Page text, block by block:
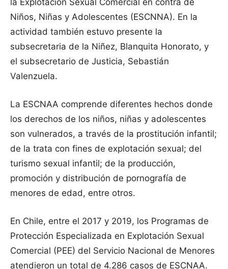
la Explotación Sexual Comercial en contra de
Niños, Niñas y Adolescentes (ESCNNA). En la
actividad también estuvo presente la
subsecretaria de la Niñez, Blanquita Honorato, y
el subsecretario de Justicia, Sebastián
Valenzuela.
La ESCNAA comprende diferentes hechos donde
los derechos de los niños, niñas y adolescentes
son vulnerados, a través de la prostitución infantil;
de la trata con fines de explotación sexual; del
turismo sexual infantil; de la producción,
promoción y distribución de pornografía de
menores de edad, entre otros.
En Chile, entre el 2017 y 2019, los Programas de
Protección Especializada en Explotación Sexual
Comercial (PEE) del Servicio Nacional de Menores
atendieron un total de 4.286 casos de ESCNAA.